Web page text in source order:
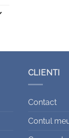
CLIENTI
Contact
Contul